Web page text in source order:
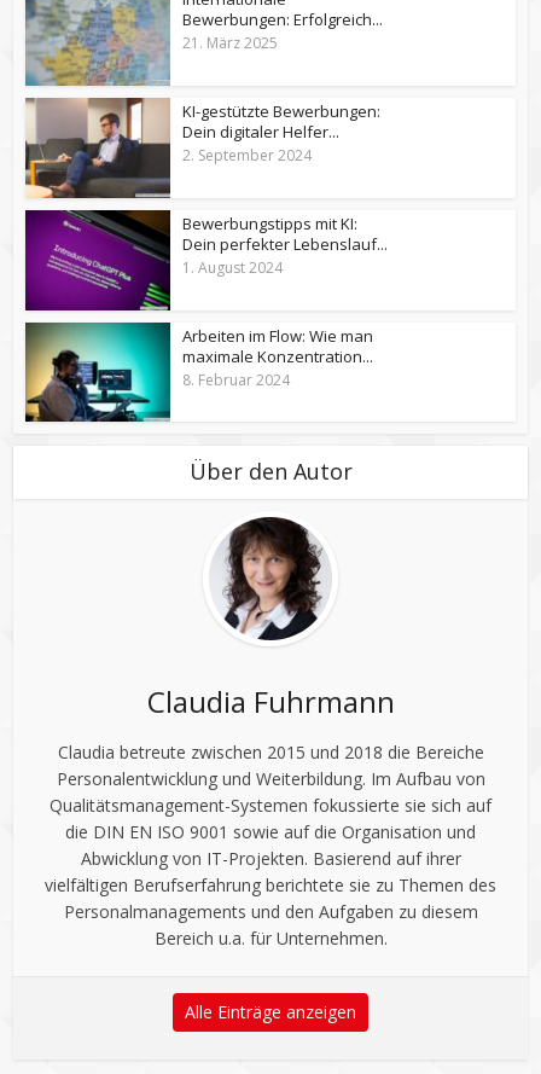
Bewerbungen: Erfolgreich...
21. März 2025
KI-gestützte Bewerbungen:
Dein digitaler Helfer...
2. September 2024
Bewerbungstipps mit KI:
Dein perfekter Lebenslauf...
1. August 2024
Arbeiten im Flow: Wie man
maximale Konzentration...
8. Februar 2024
Über den Autor
Claudia Fuhrmann
Claudia betreute zwischen 2015 und 2018 die Bereiche
Personalentwicklung und Weiterbildung. Im Aufbau von
Qualitätsmanagement-Systemen fokussierte sie sich auf
die DIN EN ISO 9001 sowie auf die Organisation und
Abwicklung von IT-Projekten. Basierend auf ihrer
vielfältigen Berufserfahrung berichtete sie zu Themen des
Personalmanagements und den Aufgaben zu diesem
Bereich u.a. für Unternehmen.
Alle Einträge anzeigen